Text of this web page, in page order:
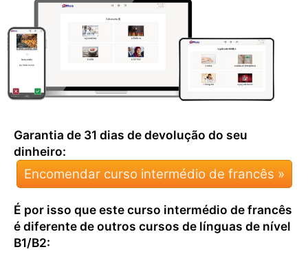
Garantia de 31 dias de devolução do seu
dinheiro:
Encomendar curso intermédio de francês »
É por isso que este curso intermédio de francês
é diferente de outros cursos de línguas de nível
B1/B2: